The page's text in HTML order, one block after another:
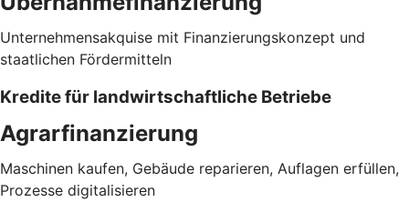
Unternehmensakquise mit Finanzierungskonzept und
staatlichen Fördermitteln
Kredite für landwirtschaftliche Betriebe
Agrarfinanzierung
Maschinen kaufen, Gebäude reparieren, Auflagen erfüllen,
Prozesse digitalisieren